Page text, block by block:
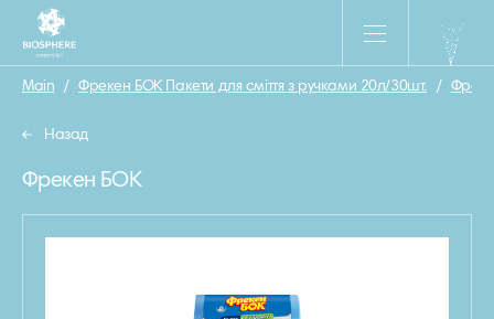
Main / Фрекен БОК Пакети для сміття з ручками 20л/30шт. /
Назад
Фрекен БОК